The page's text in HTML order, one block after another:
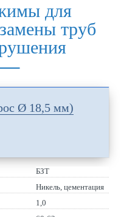
для
труб
Ø 18,5 мм)
БЗТ
Никель, цементация
1,0